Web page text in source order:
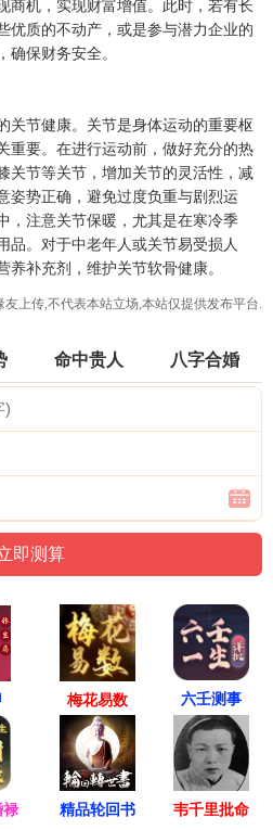
商机，实现财富增值。此时，若有长
优质的不动产，或是参与潜力企业的
确保财务安全。
关节健康。关节是身体运动的重要枢
重要。在进行运动前，做好充分的热
关节等关节，增加关节的灵活性，减
姿势正确，避免过度负重与剧烈运
，注意关节保暖，尤其是在寒冷季
品。对于中老年人或关节易受损人
补充剂，维护关节软骨健康。
友上传,不代表本站立场,本站仅提供发布平台.
命中贵人 八字合婚
梅花易数 六壬测事
禄 精品轮回书 韦千里批命